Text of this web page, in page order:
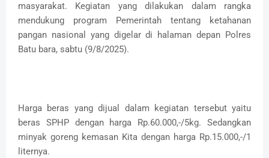
masyarakat. Kegiatan yang dilakukan dalam rangka
mendukung program Pemerintah tentang ketahanan
pangan nasional yang digelar di halaman depan Polres
Batu bara, sabtu (9/8/2025).
Harga beras yang dijual dalam kegiatan tersebut yaitu
beras SPHP dengan harga Rp.60.000,-/5kg. Sedangkan
minyak goreng kemasan Kita dengan harga Rp.15.000,-/1
liternya.